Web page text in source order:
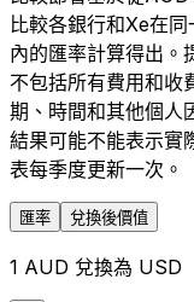
比較各銀行和Xe在
內的匯率計算得出。
不包括所有費用和收
期、時間和其他個人
結果可能不能表示實
表每季度更新一次。
匯率 兌換後價值
1 AUD 兌換為 USD